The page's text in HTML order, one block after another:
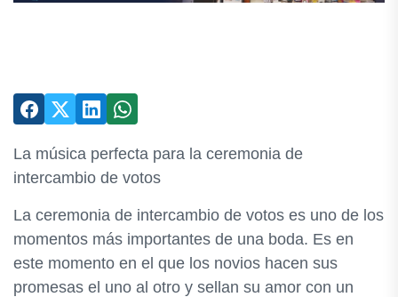
La música perfecta para la ceremonia de
intercambio de votos
La ceremonia de intercambio de votos es uno de los
momentos más importantes de una boda. Es en
este momento en el que los novios hacen sus
promesas el uno al otro y sellan su amor con un